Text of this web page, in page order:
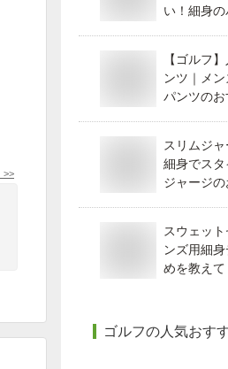
>>
い！細身の
【ゴルフ
ンツ｜メ
パンツのお
スリムジャ
細身でス
ジャージの
スウェッ
ンズ用細
めを教えて
ゴルフの人気おす